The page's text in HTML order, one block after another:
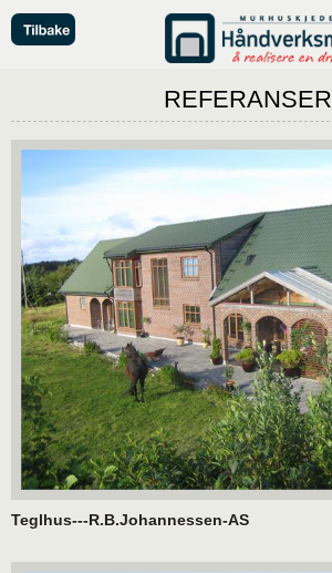
REFERANSER
Teglhus---R.B.Johannessen-AS